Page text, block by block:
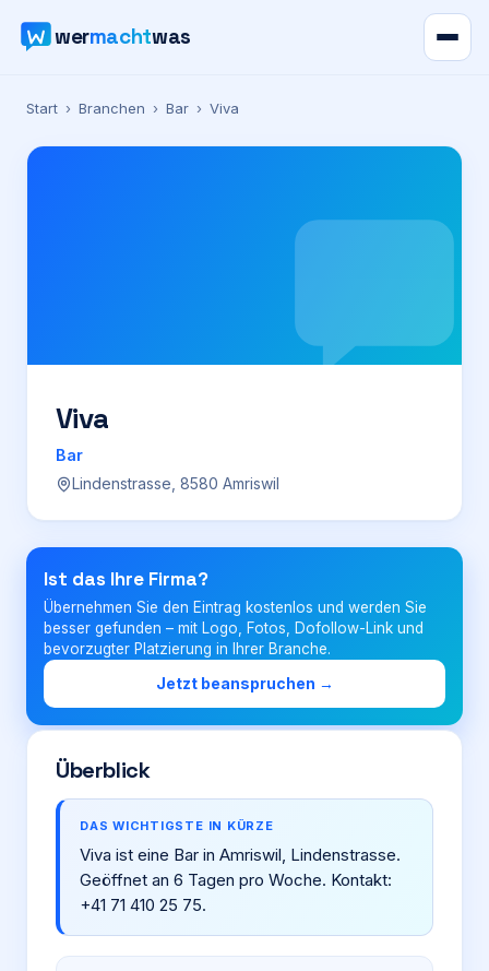
wermachtwas
Verzeichnis
Karte
Preise
Für Firmen
Login
Firma eintragen
Start › Branchen › Bar › Viva
Viva
Bar
Lindenstrasse, 8580 Amriswil
Ist das Ihre Firma?
Übernehmen Sie den Eintrag kostenlos und werden Sie
besser gefunden – mit Logo, Fotos, Dofollow-Link und
bevorzugter Platzierung in Ihrer Branche.
Jetzt beanspruchen →
Überblick
DAS WICHTIGSTE IN KÜRZE
Viva ist eine Bar in Amriswil, Lindenstrasse.
Geöffnet an 6 Tagen pro Woche. Kontakt:
+41 71 410 25 75.